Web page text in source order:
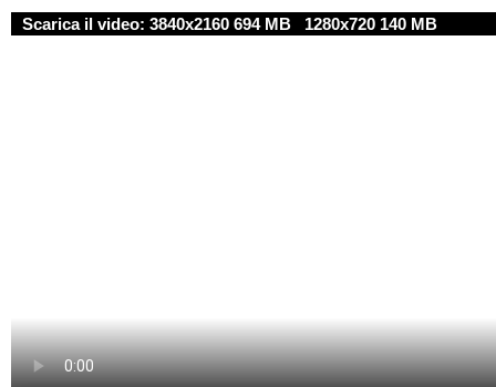
Scarica il video: 3840x2160 694 MB 1280x720 140 MB